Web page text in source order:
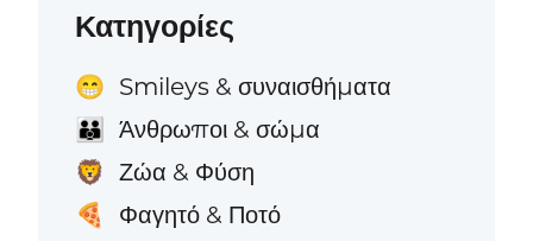
Κατηγορίες
😁 Smileys & συναισθήματα
👪 Άνθρωποι & σώμα
🦁 Ζώα & Φύση
🍕 Φαγητό & Ποτό